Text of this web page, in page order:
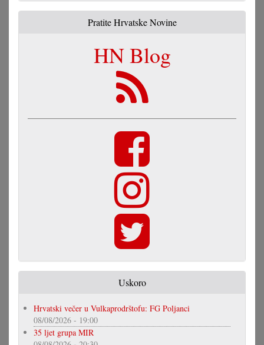
Pratite Hrvatske Novine
HN Blog
Uskoro
Hrvatski večer u Vulkaprodrštofu: FG Poljanci
08/08/2026 - 19:00
35 ljet grupa MIR